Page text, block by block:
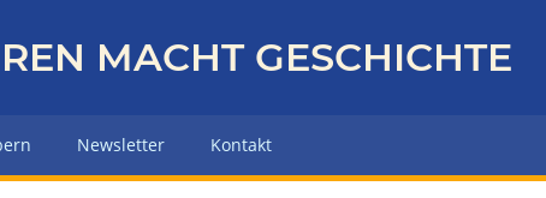
MACHT GESCHICHTE
Newsletter Kontakt